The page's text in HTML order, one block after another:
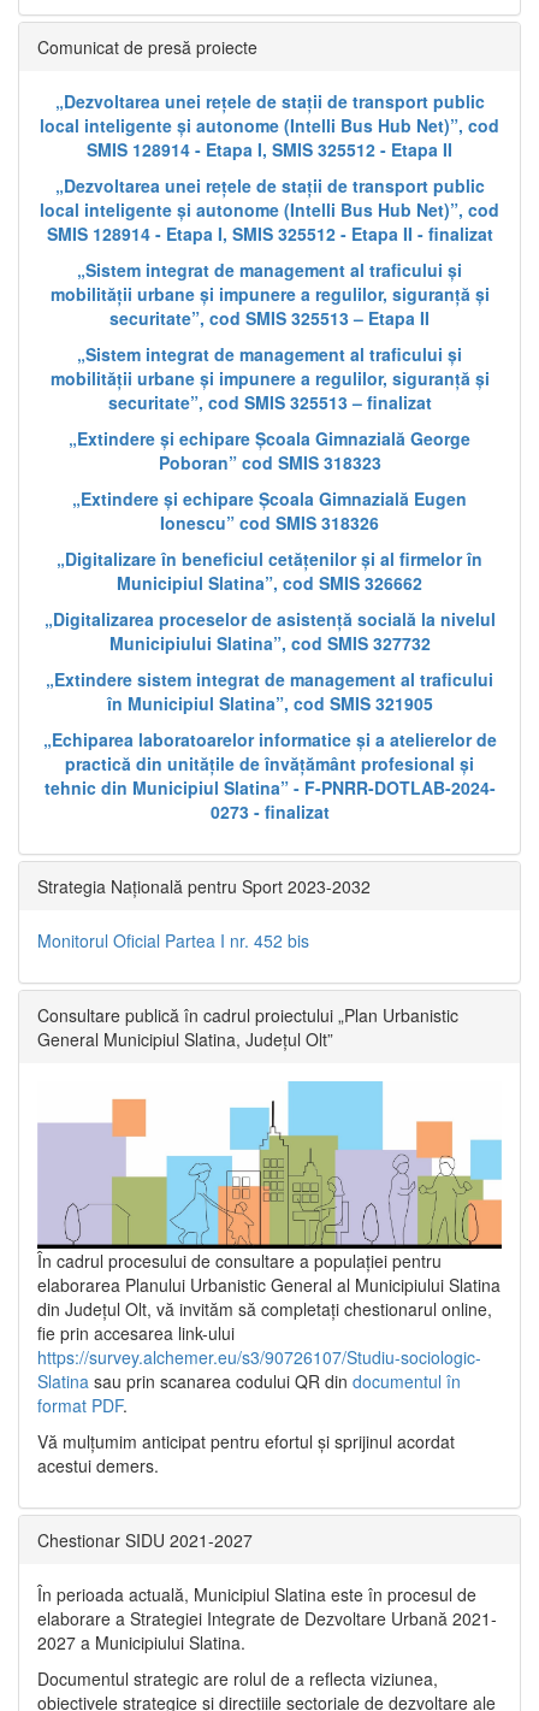
Comunicat de presă proiecte
„Dezvoltarea unei rețele de stații de transport public
local inteligente și autonome (Intelli Bus Hub Net)”, cod
SMIS 128914 - Etapa I, SMIS 325512 - Etapa II
„Dezvoltarea unei rețele de stații de transport public
local inteligente și autonome (Intelli Bus Hub Net)”, cod
SMIS 128914 - Etapa I, SMIS 325512 - Etapa II - finalizat
„Sistem integrat de management al traficului și
mobilității urbane și impunere a regulilor, siguranță și
securitate”, cod SMIS 325513 – Etapa II
„Sistem integrat de management al traficului și
mobilității urbane și impunere a regulilor, siguranță și
securitate”, cod SMIS 325513 – finalizat
„Extindere și echipare Școala Gimnazială George
Poboran” cod SMIS 318323
„Extindere și echipare Școala Gimnazială Eugen
Ionescu” cod SMIS 318326
„Digitalizare în beneficiul cetățenilor și al firmelor în
Municipiul Slatina”, cod SMIS 326662
„Digitalizarea proceselor de asistență socială la nivelul
Municipiului Slatina”, cod SMIS 327732
„Extindere sistem integrat de management al traficului
în Municipiul Slatina”, cod SMIS 321905
„Echiparea laboratoarelor informatice și a atelierelor de
practică din unitățile de învățământ profesional și
tehnic din Municipiul Slatina” - F-PNRR-DOTLAB-2024-
0273 - finalizat
Strategia Națională pentru Sport 2023-2032
Monitorul Oficial Partea I nr. 452 bis
Consultare publică în cadrul proiectului „Plan Urbanistic
General Municipiul Slatina, Județul Olt”
În cadrul procesului de consultare a populaţiei pentru
elaborarea Planului Urbanistic General al Municipiului Slatina
din Județul Olt, vă invităm să completați chestionarul online,
fie prin accesarea link-ului
https://survey.alchemer.eu/s3/90726107/Studiu-sociologic-
Slatina sau prin scanarea codului QR din documentul în
format PDF.
Vă mulţumim anticipat pentru efortul şi sprijinul acordat
acestui demers.
Chestionar SIDU 2021-2027
În perioada actuală, Municipiul Slatina este în procesul de
elaborare a Strategiei Integrate de Dezvoltare Urbană 2021‐
2027 a Municipiului Slatina.
Documentul strategic are rolul de a reflecta viziunea,
obiectivele strategice și direcțiile sectoriale de dezvoltare ale